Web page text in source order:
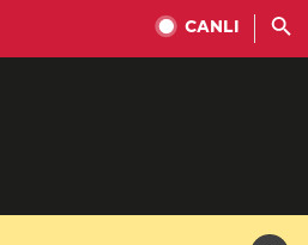
CANLI